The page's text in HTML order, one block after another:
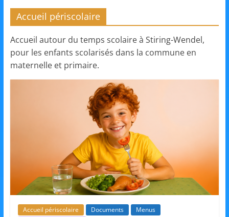
pour
les
Loisirs,
l'éducation
et
l'Animation
–
Accueil périscolaire
Accueil autour du temps scolaire à Stiring-Wendel,
pour les enfants scolarisés dans la commune en
maternelle et primaire.
Accueil périscolaire Documents
Menus